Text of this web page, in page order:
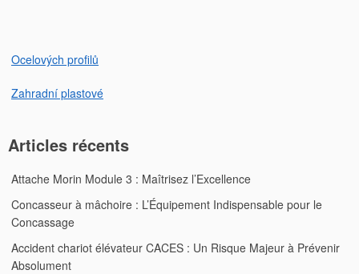
Ocelových profilů
Zahradní plastové
Articles récents
Attache Morin Module 3 : Maîtrisez l’Excellence
Concasseur à mâchoire : L’Équipement Indispensable pour le
Concassage
Accident chariot élévateur CACES : Un Risque Majeur à Prévenir
Absolument